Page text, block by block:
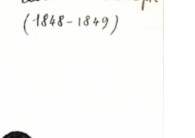
Marcus a [Tommaseo,